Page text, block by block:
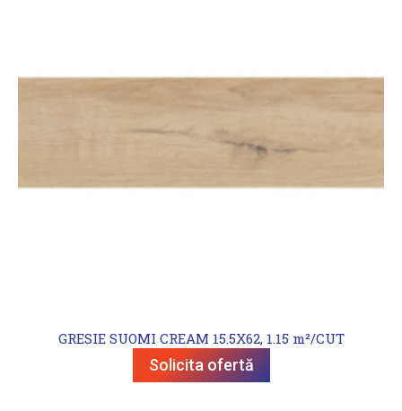
GRESIE SUOMI CREAM 15.5X62, 1.15 m²/CUT
Solicita ofertă